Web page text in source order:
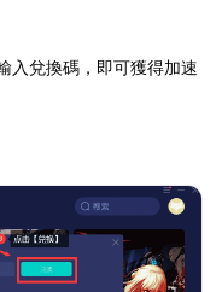
入兌換碼，即可獲得加速